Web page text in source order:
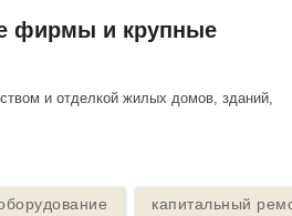
фирмы и крупные
и отделкой жилых домов, зданий,
капитальный